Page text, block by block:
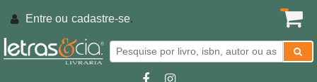
Entre ou cadastre-se.